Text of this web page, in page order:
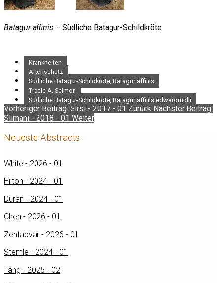
Batagur affinis – Südliche Batagur-Schildkröte
Krankheiten
Artenschutz
Südliche Batagur-Schildkröte, Batagur affinis
Tracie A. Seimon
Südliche Batagur-Schildkröte, Batagur affinis edwardmolli
Vorheriger Beitrag: Sirsi - 2017 - 01 Zurück Nächster Beitrag:
Slimani - 2018 - 01 Weiter
Neueste Abstracts
White - 2026 - 01
Hilton - 2024 - 01
Duran - 2024 - 01
Chen - 2026 - 01
Zehtabvar - 2026 - 01
Stemle - 2024 - 01
Tang - 2025 - 02